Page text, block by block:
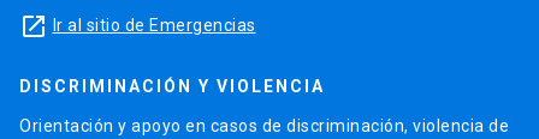
launch Ir al sitio de Emergencias
DISCRIMINACIÓN Y VIOLENCIA
Orientación y apoyo en casos de discriminación, violencia de